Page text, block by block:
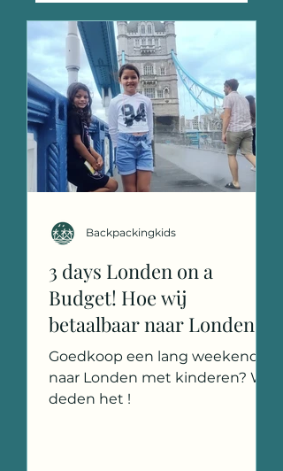
3 days Londen on a
Budget! Hoe wij
betaalbaar naar Londen
reizen met de kinderen!
Goedkoop een lang weekend
naar Londen met kinderen? Wij
deden het !
Backpackingkids